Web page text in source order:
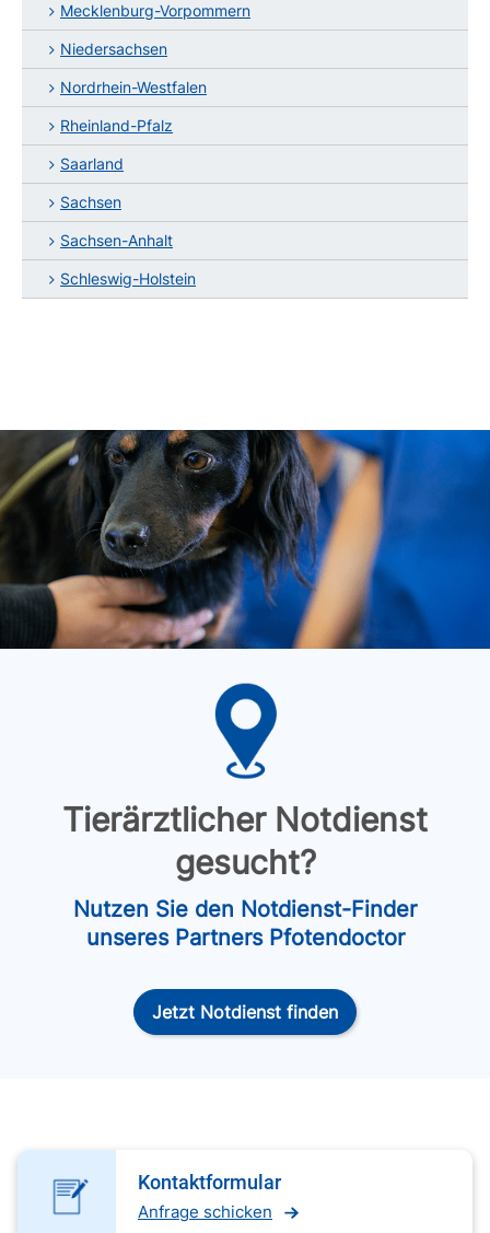
Mecklenburg-Vorpommern
Niedersachsen
Nordrhein-Westfalen
Rheinland-Pfalz
Saarland
Sachsen
Sachsen-Anhalt
Schleswig-Holstein
Tierärztlicher Notdienst
gesucht?
Nutzen Sie den Notdienst-Finder
unseres Partners Pfotendoctor
Jetzt Notdienst finden
Kontaktformular
Anfrage schicken